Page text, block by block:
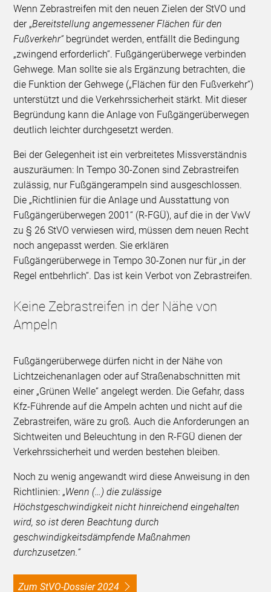
Wenn Zebrastreifen mit den neuen Zielen der StVO und
der „Bereitstellung angemessener Flächen für den
Fußverkehr“ begründet werden, entfällt die Bedingung
„zwingend erforderlich“. Fußgängerüberwege verbinden
Gehwege. Man sollte sie als Ergänzung betrachten, die
die Funktion der Gehwege („Flächen für den Fußverkehr“)
unterstützt und die Verkehrssicherheit stärkt. Mit dieser
Begründung kann die Anlage von Fußgängerüberwegen
deutlich leichter durchgesetzt werden.
Bei der Gelegenheit ist ein verbreitetes Missverständnis
auszuräumen: In Tempo 30-Zonen sind Zebrastreifen
zulässig, nur Fußgängerampeln sind ausgeschlossen.
Die „Richtlinien für die Anlage und Ausstattung von
Fußgängerüberwegen 2001“ (R-FGÜ), auf die in der VwV
zu § 26 StVO verwiesen wird, müssen dem neuen Recht
noch angepasst werden. Sie erklären
Fußgängerüberwege in Tempo 30-Zonen nur für „in der
Regel entbehrlich“. Das ist kein Verbot von Zebrastreifen.
Keine Zebrastreifen in der Nähe von
Ampeln
Fußgängerüberwege dürfen nicht in der Nähe von
Lichtzeichenanlagen oder auf Straßenabschnitten mit
einer „Grünen Welle“ angelegt werden. Die Gefahr, dass
Kfz-Führende auf die Ampeln achten und nicht auf die
Zebrastreifen, wäre zu groß. Auch die Anforderungen an
Sichtweiten und Beleuchtung in den R-FGÜ dienen der
Verkehrssicherheit und werden bestehen bleiben.
Noch zu wenig angewandt wird diese Anweisung in den
Richtlinien: „Wenn (…) die zulässige
Höchstgeschwindigkeit nicht hinreichend eingehalten
wird, so ist deren Beachtung durch
geschwindigkeitsdämpfende Maßnahmen
durchzusetzen.“
Zum StVO-Dossier 2024